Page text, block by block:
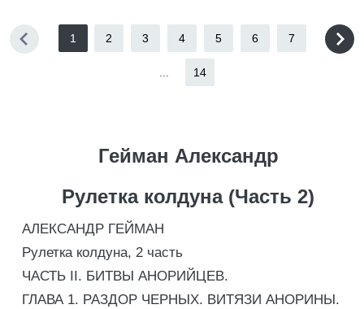
1 2 3 4 5 6 7
14
Гейман Александр
Рулетка колдуна (Часть 2)
АЛЕКСАНДР ГЕЙМАН
Рулетка колдуна, 2 часть
ЧАСТЬ II. БИТВЫ АНОРИЙЦЕВ.
ГЛАВА 1. РАЗДОР ЧЕРНЫХ. ВИТЯЗИ АНОРИНЫ.